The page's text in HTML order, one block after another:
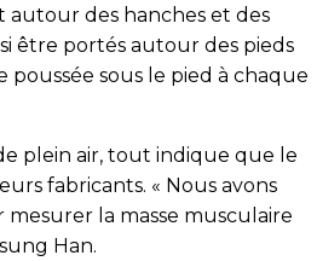
autour des hanches et des
être portés autour des pieds
poussée sous le pied à chaque
plein air, tout indique que le
fabricants. « Nous avons
la masse musculaire
Han.